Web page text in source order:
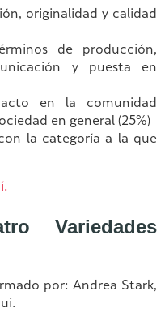
originalidad y calidad
de producción,
y puesta en
en la comunidad
en general (25%)
la categoría a la que
Variedades
por: Andrea Stark,